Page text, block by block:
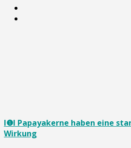
I❶I Papayakerne haben eine
Wirkung